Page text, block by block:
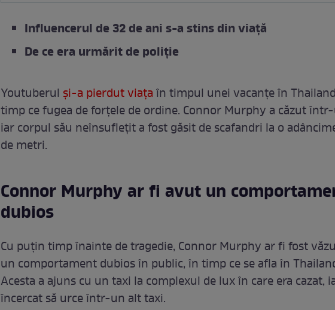
Influencerul de 32 de ani s-a stins din viață
De ce era urmărit de poliție
Youtuberul și-a pierdut viațaîn timpul unei vacanțe în
timp ce fugea de forțele de ordine. Connor Murphy a căzut
iar corpul său neînsuflețit a fost găsit de scafandri la o
de metri.
Connor Murphy ar fi avut un
dubios
Cu puțin timp înainte de tragedie, Connor Murphy ar fi fost
un comportament dubios în public, în timp ce se afla în
Acesta a ajuns cu un taxi la complexul de lux în care era cazat,
încercat să urce într-un alt taxi.